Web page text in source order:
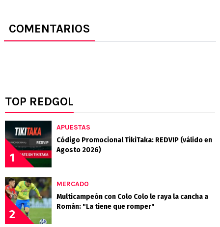
COMENTARIOS
TOP REDGOL
1
APUESTAS
Código Promocional TikiTaka: REDVIP (válido en
Agosto 2026)
2
MERCADO
Multicampeón con Colo Colo le raya la cancha a
Román: "La tiene que romper"